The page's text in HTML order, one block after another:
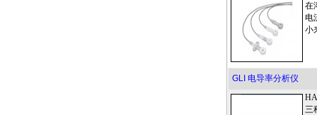
在
电
小
GLI 电导率分析仪
三